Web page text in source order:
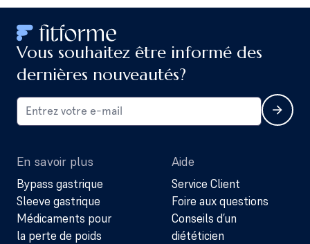
Vous souhaitez être informé des
dernières nouveautés?
En savoir plus
Bypass gastrique
Sleeve gastrique
Médicaments pour
la perte de poids
Aide
Service Client
Foire aux questions
Conseils d’un
diététicien